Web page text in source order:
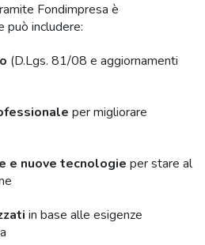
Fondimpresa è
includere:
(D.Lgs. 81/08 e aggiornamenti
per migliorare
e nuove tecnologie per stare al
in base alle esigenze